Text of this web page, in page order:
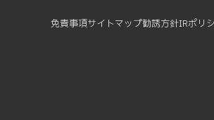
免責事項サイトマップ勧誘方針IRポリ